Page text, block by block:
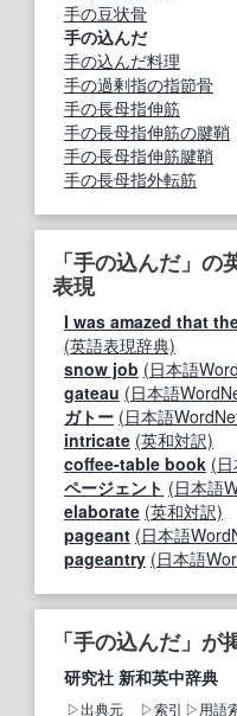
手の豆状骨
手の込んだ
手の込んだ料理
手の過剰指の指節骨
手の長母指伸筋
手の長母指伸筋の腱鞘
手の長母指伸筋腱鞘
手の長母指外転筋
「手の込んだ」
表現
I was amazed that
(英語表現辞典)
snow job (日本語
gateau (日本語
ガトー (日本語
intricate (英和対訳)
coffee-table book (
ページェント (日本語
elaborate (英和対訳)
pageant (日本語
pageantry (日本語
「手の込んだ」が
研究社 新和英中辞典
出典元 索引 用語